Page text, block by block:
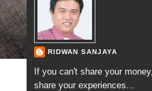
RIDWAN SANJAYA
If you can't share your money,
share your experiences...